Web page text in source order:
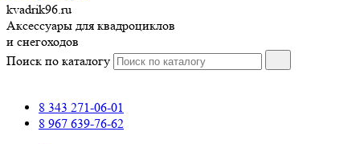
kvadrik96.ru
Аксессуары для квадроциклов
и снегоходов
Поиск по каталогу
8 343 271-06-01
8 967 639-76-62